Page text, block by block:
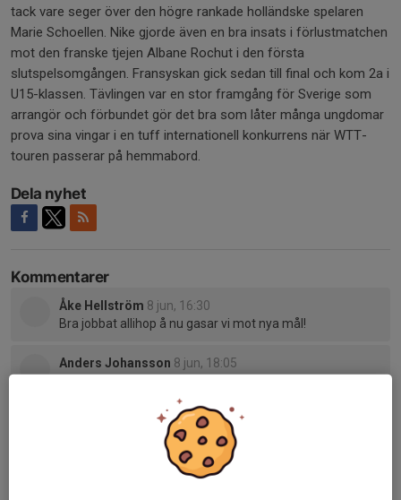
tack vare seger över den högre rankade holländske spelaren
Marie Schoellen. Nike gjorde även en bra insats i förlustmatchen
mot den franske tjejen Albane Rochut i den första
slutspelsomgången. Fransyskan gick sedan till final och kom 2a i
U15-klassen. Tävlingen var en stor framgång för Sverige som
arrangör och förbundet gör det bra som låter många ungdomar
prova sina vingar i en tuff internationell konkurrens när WTT-
touren passerar på hemmabord.
Dela nyhet
Kommentarer
Åke Hellström 8 jun, 16:30
Bra jobbat allihop å nu gasar vi mot nya mål!
Anders Johansson 8 jun, 18:05